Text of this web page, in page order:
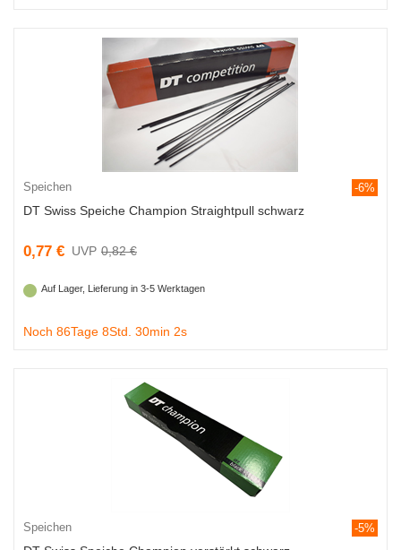
Speichen -6%
DT Swiss Speiche Champion Straightpull schwarz
0,77 € 0,82 €
Auf Lager, Lieferung in 3-5 Werktagen
Noch 86Tage 8Std. 30min 1s
Speichen -5%